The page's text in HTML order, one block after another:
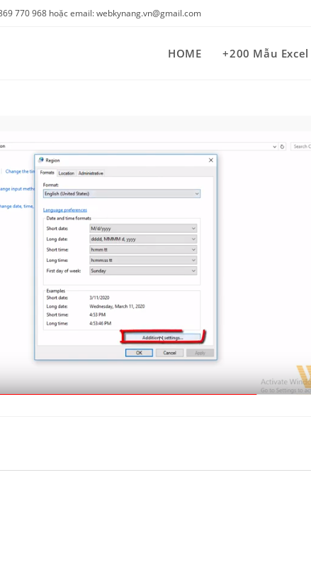
770 968 hoặc email: webkynang.vn@gmail.com
HOME +200 Mẫu Excel